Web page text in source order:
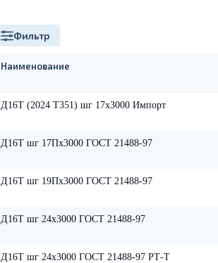
Фильтр
Наименование
Д16Т (2024 Т351) шг 17х3000 Импорт
Д16Т шг 17Пх3000 ГОСТ 21488-97
Д16Т шг 19Пх3000 ГОСТ 21488-97
Д16Т шг 24х3000 ГОСТ 21488-97
Д16Т шг 24х3000 ГОСТ 21488-97 РТ-Т